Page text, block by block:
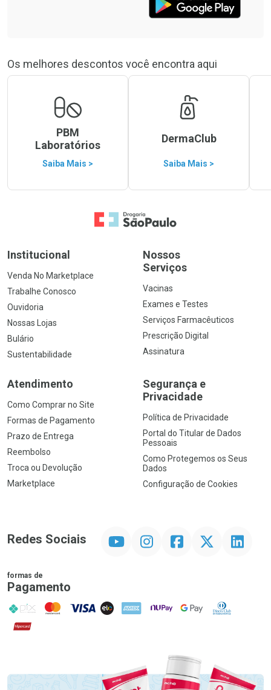
Os melhores descontos você encontra aqui
PBM
Laboratórios
Saiba Mais >
DermaClub
Saiba Mais >
Ir para a Home
Institucional
Venda No Marketplace
Trabalhe Conosco
Ouvidoria
Nossas Lojas
Bulário
Sustentabilidade
Nossos
Serviços
Vacinas
Exames e Testes
Serviços Farmacêuticos
Prescrição Digital
Assinatura
Atendimento
Como Comprar no Site
Formas de Pagamento
Prazo de Entrega
Reembolso
Troca ou Devolução
Marketplace
Segurança e
Privacidade
Política de Privacidade
Portal do Titular de Dados
Pessoais
Como Protegemos os Seus
Dados
Configuração de Cookies
Redes Sociais InstagramFacebookTwitter Linkedin
formas de
Pagamento
PIX MasterCard
VISA ELO AMEX NuPay Google PayDiners Club
Hipercard
Promoção em Destaque